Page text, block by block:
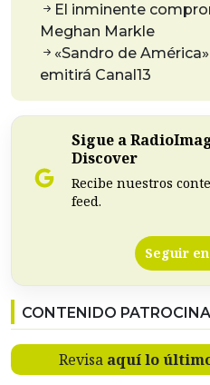
El inminente
Meghan Markle
«Sandro de
emitirá Canal13
Sigue a
Discover
Recibe nuestros
feed.
Seguir
CONTENIDO
Revisa aquí lo